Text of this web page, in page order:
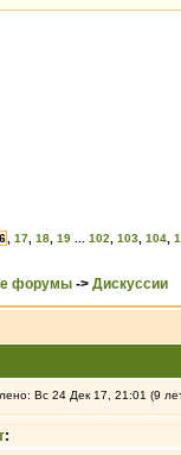
17 18 19 102 103 104
форумы -> Дискуссии
Вс 24 Дек 17, 21:01 (9
: